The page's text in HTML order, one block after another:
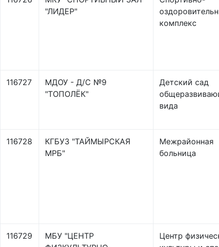
"ЛИДЕР"
комплекс
116727
МДОУ - Д/С №9
"ТОПОЛЁК"
Детский сад
вида
116728
КГБУЗ "ТАЙМЫРСКАЯ
МРБ"
Межрайонная
больница
116729
МБУ "ЦЕНТР
Центр